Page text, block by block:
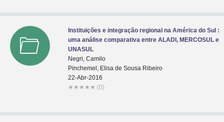
Instituições e integração regional na América do Sul :
uma análise comparativa entre ALADI, MERCOSUL e
UNASUL
Negri, Camilo
Pinchemel, Elisa de Sousa Ribeiro
22-Abr-2016
★ ★ ★ ★ ★ (0)